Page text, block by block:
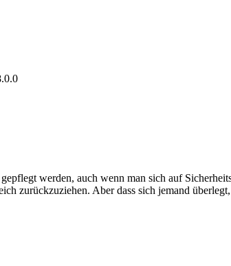
werden, auch wenn man sich auf
zurückzuziehen. Aber dass sich jemand